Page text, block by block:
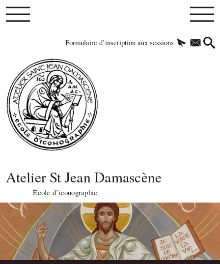
Formulaire d’inscription aux sessions
Atelier St Jean Damascène
École d’iconographie